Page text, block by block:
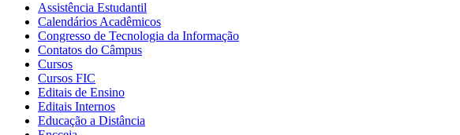
Assistência Estudantil
Calendários Acadêmicos
Congresso de Tecnologia da Informação
Contatos do Câmpus
Cursos
Cursos FIC
Editais de Ensino
Editais Internos
Educação a Distância